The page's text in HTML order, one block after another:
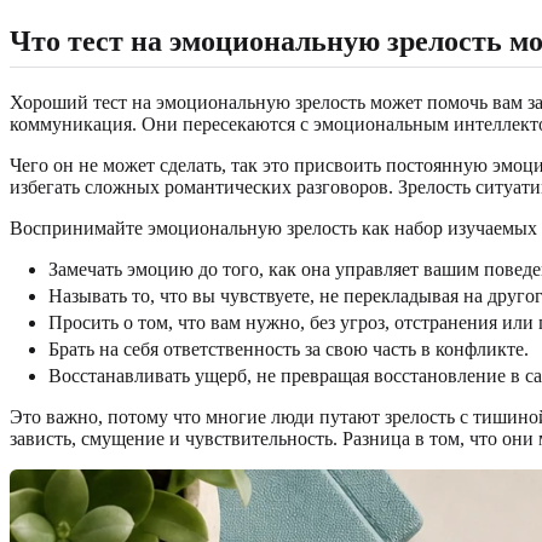
Что тест на эмоциональную зрелость
Хороший тест на эмоциональную зрелость может помочь вам
коммуникация. Они пересекаются с эмоциональным
Чего он не может сделать, так это присвоить постоянную
избегать сложных романтических разговоров. Зрелость
Воспринимайте эмоциональную зрелость как набор
Замечать эмоцию до того, как она управляет вашим
Называть то, что вы чувствуете, не перекладывая на
Просить о том, что вам нужно, без угроз, отстранения или
Брать на себя ответственность за свою часть в конфликте.
Восстанавливать ущерб, не превращая восстановление в
Это важно, потому что многие люди путают зрелость с
зависть, смущение и чувствительность. Разница в том, что